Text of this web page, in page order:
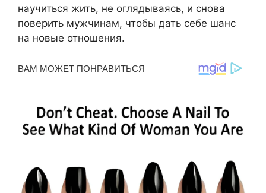
научиться жить, не оглядываясь, и снова
поверить мужчинам, чтобы дать себе шанс
на новые отношения.